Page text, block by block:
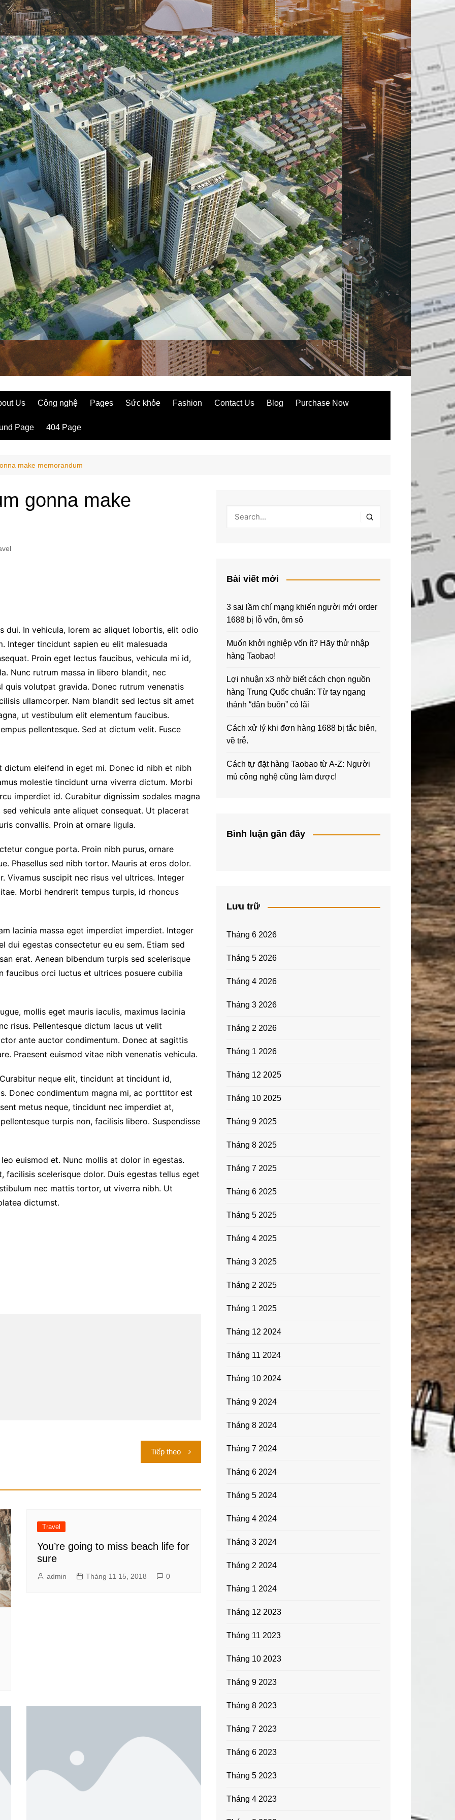
Us Công nghệ Pages Sức khỏe Fashion Contact Us Blog Purchase Now
Page 404 Page
make memorandum
gonna make
dui. In vehicula, lorem ac aliquet lobortis, elit odio
Integer tincidunt sapien eu elit malesuada
Proin eget lectus faucibus, vehicula mi id,
Nunc rutrum massa in libero blandit, nec
volutpat gravida. Donec rutrum venenatis
ullamcorper. Nam blandit sed lectus sit amet
ut vestibulum elit elementum faucibus.
pellentesque. Sed at dictum velit. Fusce
dictum eleifend in eget mi. Donec id nibh et nibh
molestie tincidunt urna viverra dictum. Morbi
imperdiet id. Curabitur dignissim sodales magna
vehicula ante aliquet consequat. Ut placerat
convallis. Proin at ornare ligula.
congue porta. Proin nibh purus, ornare
Phasellus sed nibh tortor. Mauris at eros dolor.
Vivamus suscipit nec risus vel ultrices. Integer
Morbi hendrerit tempus turpis, id rhoncus
lacinia massa eget imperdiet imperdiet. Integer
dui egestas consectetur eu eu sem. Etiam sed
erat. Aenean bibendum turpis sed scelerisque
faucibus orci luctus et ultrices posuere cubilia
mollis eget mauris iaculis, maximus lacinia
risus. Pellentesque dictum lacus ut velit
ante auctor condimentum. Donec at sagittis
Praesent euismod vitae nibh venenatis vehicula.
neque elit, tincidunt at tincidunt id,
Donec condimentum magna mi, ac porttitor est
metus neque, tincidunt nec imperdiet at,
turpis non, facilisis libero. Suspendisse
euismod et. Nunc mollis at dolor in egestas.
scelerisque dolor. Duis egestas tellus eget
nec mattis tortor, ut viverra nibh. Ut
dictumst.
Tiếp theo
Travel
You’re going to miss beach life for
sure
admin Tháng 11 15, 2018 0
Bài viết mới
3 sai lầm chí mạng khiến người mới order
1688 bị lỗ vốn, ôm sô
Muốn khởi nghiệp vốn ít? Hãy thử nhập
hàng Taobao!
Lợi nhuận x3 nhờ biết cách chọn nguồn
hàng Trung Quốc chuẩn: Từ tay ngang
thành “dân buôn” có lãi
Cách xử lý khi đơn hàng 1688 bị tắc biên,
về trễ.
Cách tự đặt hàng Taobao từ A-Z: Người
mù công nghệ cũng làm được!
Bình luận gần đây
Lưu trữ
Tháng 6 2026
Tháng 5 2026
Tháng 4 2026
Tháng 3 2026
Tháng 2 2026
Tháng 1 2026
Tháng 12 2025
Tháng 10 2025
Tháng 9 2025
Tháng 8 2025
Tháng 7 2025
Tháng 6 2025
Tháng 5 2025
Tháng 4 2025
Tháng 3 2025
Tháng 2 2025
Tháng 1 2025
Tháng 12 2024
Tháng 11 2024
Tháng 10 2024
Tháng 9 2024
Tháng 8 2024
Tháng 7 2024
Tháng 6 2024
Tháng 5 2024
Tháng 4 2024
Tháng 3 2024
Tháng 2 2024
Tháng 1 2024
Tháng 12 2023
Tháng 11 2023
Tháng 10 2023
Tháng 9 2023
Tháng 8 2023
Tháng 7 2023
Tháng 6 2023
Tháng 5 2023
Tháng 4 2023